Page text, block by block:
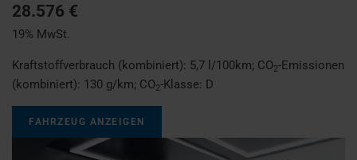
28.576 €
19% MwSt.
Kraftstoffverbrauch (kombiniert): 5,7 l/100km; CO2-Emissionen
(kombiniert): 130 g/km; CO2-Klasse: D
FAHRZEUG ANZEIGEN